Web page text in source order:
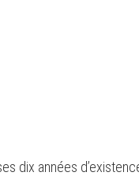
dix années